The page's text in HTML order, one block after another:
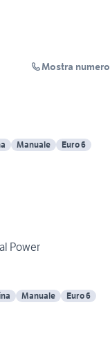
Mostra numero
Manuale Euro 6
Power
Manuale Euro 6